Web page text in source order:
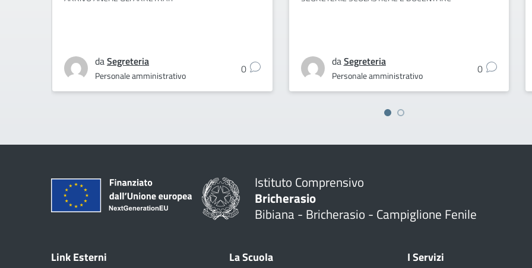
daSegreteria
Personale amministrativo 0
daSegreteria
Personale amministrativo 0
Istituto Comprensivo
Bricherasio
Bibiana - Bricherasio - Campiglione Fenile
Link Esterni La Scuola I Servizi